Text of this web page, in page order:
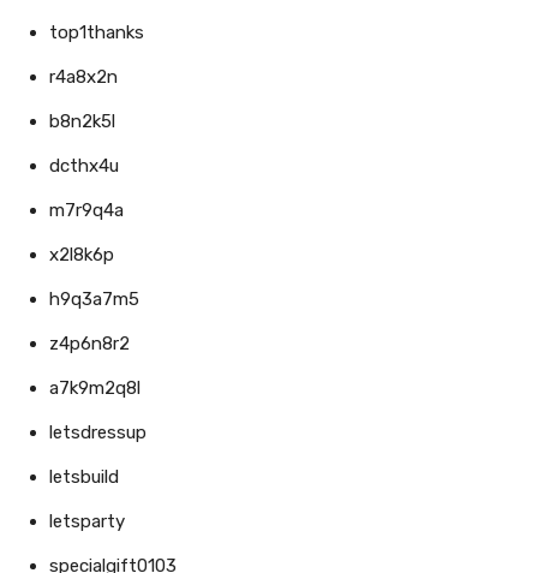
top1thanks
r4a8x2n
b8n2k5l
dcthx4u
m7r9q4a
x2l8k6p
h9q3a7m5
z4p6n8r2
a7k9m2q8l
letsdressup
letsbuild
letsparty
specialgift0103